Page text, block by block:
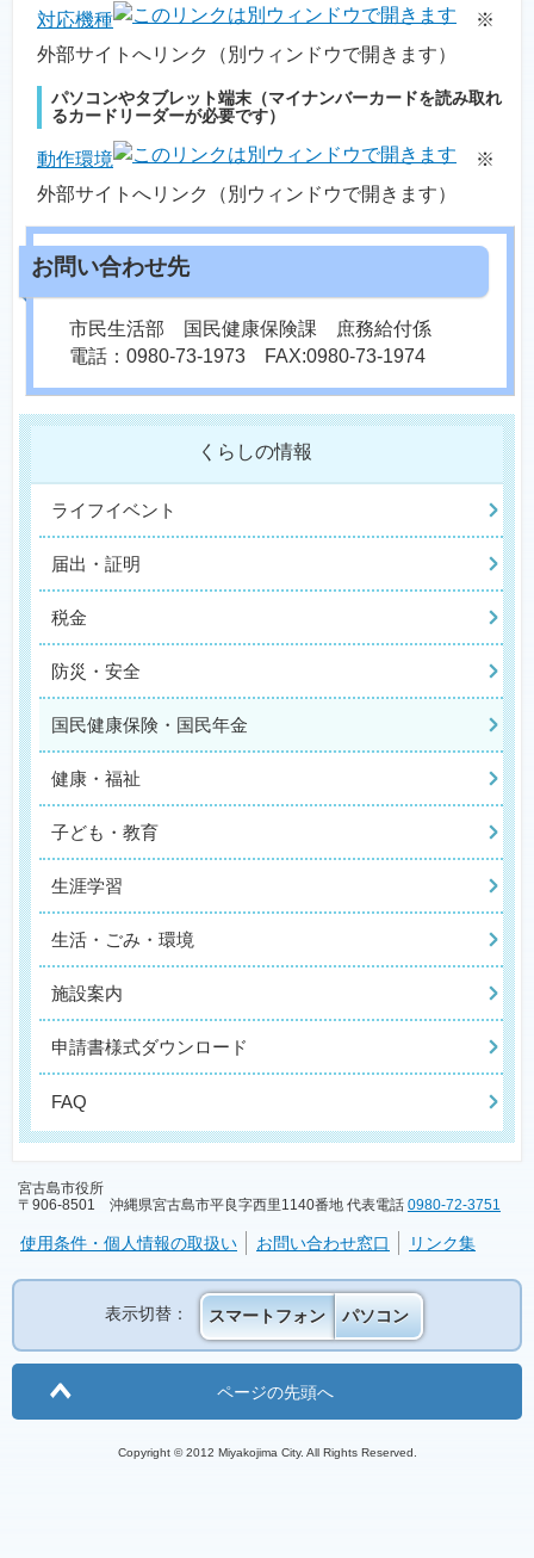
対応機種
※
外部サイトへリンク（別ウィンドウで開きます）
パソコンやタブレット端末（マイナンバーカードを読み取れ
るカードリーダーが必要です）
動作環境
※
外部サイトへリンク（別ウィンドウで開きます）
市民生活部 国民健康保険課 庶務給付係
電話：0980-73-1973 FAX:0980-73-1974
くらしの情報
ライフイベント
届出・証明
税金
防災・安全
国民健康保険・国民年金
健康・福祉
子ども・教育
生涯学習
生活・ごみ・環境
施設案内
申請書様式ダウンロード
FAQ
宮古島市役所
〒906-8501 沖縄県宮古島市平良字西里1140番地 代表電話 0980-72-3751
使用条件・個人情報の取扱い お問い合わせ窓口 リンク集
表示切替： スマートフォン パソコン
ページの先頭へ
Copyright © 2012 Miyakojima City. All Rights Reserved.